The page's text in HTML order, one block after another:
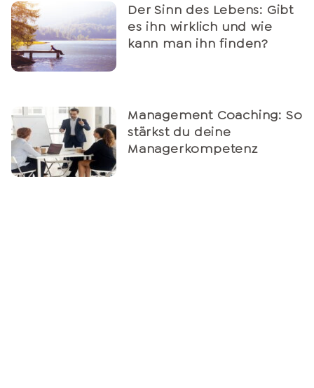
Der Sinn des Lebens: Gibt
es ihn wirklich und wie
kann man ihn finden?
Management Coaching: So
stärkst du deine
Managerkompetenz